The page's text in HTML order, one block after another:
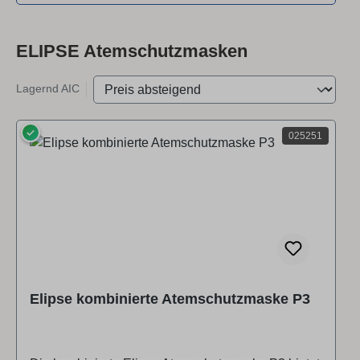
ELIPSE Atemschutzmasken
Lagernd AIC
025251
✓
Elipse kombinierte Atemschutzmaske P3